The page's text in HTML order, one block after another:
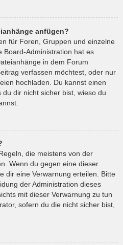
anfügen?
für Foren, Gruppen und einzelne
Board-Administration hat es
in dem Forum
verfassen möchtest, oder nur
hochladen. Du kannst einen
dir nicht sicher bist, wieso du
die meistens von der
Wenn du gegen eine dieser
dir eine Verwarnung erteilen. Bitte
der Administration dieses
mit dieser Verwarnung zu tun
sofern du die nicht sicher bist,